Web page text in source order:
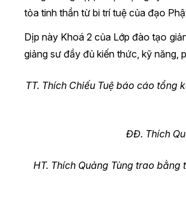
tỏa tinh thần từ bi trí tuệ của đạo
Dịp này Khoá 2 của Lớp đào tạo
giảng sư đầy đủ kiến thức, kỹ năng,
TT. Thích Chiếu Tuệ báo cáo tổng
ĐĐ. Thích
HT. Thích Quảng Tùng trao